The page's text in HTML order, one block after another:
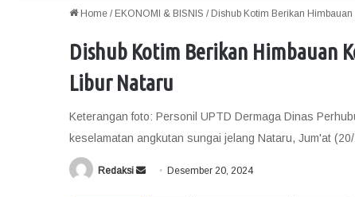
Home / EKONOMI & BISNIS / Dishub Kotim Berikan
Dishub Kotim Berikan Himbauan
Libur Nataru
Keterangan foto: Personil UPTD Dermaga Dinas
keselamatan angkutan sungai jelang Nataru, Jum'at
Redaksi Desember 20, 2024